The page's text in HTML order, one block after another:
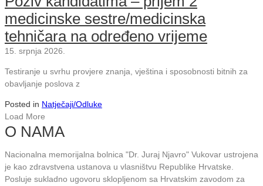
medicinske sestre/medicinska
tehničara na određeno vrijeme
15. srpnja 2026.
Testiranje u svrhu provjere znanja, vještina i sposobnosti bitnih za
obavljanje poslova z
Posted in Natječaji/Odluke
Load More
O NAMA
Nacionalna memorijalna bolnica "Dr. Juraj Njavro" Vukovar ustrojena
je kao zdravstvena ustanova u vlasništvu Republike Hrvatske.
Posluje sukladno ugovoru sklopljenom sa Hrvatskim zavodom za